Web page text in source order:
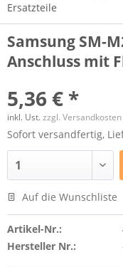
Ersatzteile
Samsung SM-
Anschluss mit
5,36 € *
inkl. Ust.zzgl. Versandkosten
Sofort versandfertig,
Auf die Wunschliste
Artikel-Nr.:
Hersteller Nr.: